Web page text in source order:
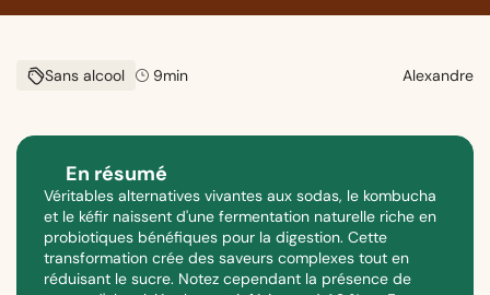
Sans alcool 9min Alexandre
En résumé
Véritables alternatives vivantes aux sodas, le kombucha
et le kéfir naissent d'une fermentation naturelle riche en
probiotiques bénéfiques pour la digestion. Cette
transformation crée des saveurs complexes tout en
réduisant le sucre. Notez cependant la présence de